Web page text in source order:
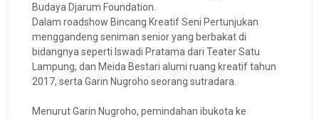
Budaya Djarum Foundation.
Dalam roadshow Bincang Kreatif Seni Pertunjukan
menggandeng seniman senior yang berbakat di
bidangnya seperti Iswadi Pratama dari Teater Satu
Lampung, dan Meida Bestari alumi ruang kreatif tahun
2017, serta Garin Nugroho seorang sutradara.
Menurut Garin Nugroho, pemindahan ibukota ke